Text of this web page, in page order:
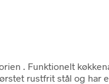
. Funktionelt
rustfrit stål og har